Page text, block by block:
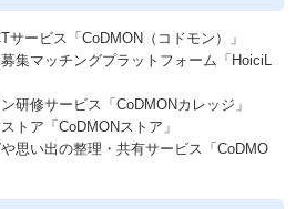
サービス「CoDMON（コドモン）」
集マッチングプラットフォーム「HoiciL
研修サービス「CoDMONカレッジ」
トア「CoDMONストア」
思い出の整理・共有サービス「CoDMO